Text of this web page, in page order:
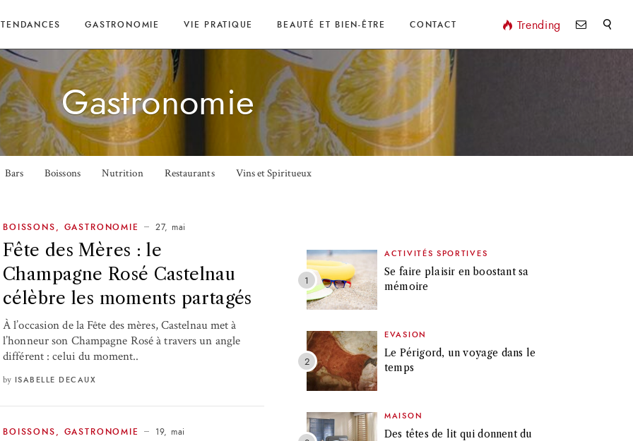
TENDANCES GASTRONOMIE VIE PRATIQUE BEAUTÉ ET BIEN-ÊTRE CONTACT Trending
Gastronomie
Bars Boissons Nutrition Restaurants Vins et Spiritueux
BOISSONS GASTRONOMIE 27, mai
Fête des Mères : le
Champagne Rosé Castelnau
célèbre les moments partagés
À l’occasion de la Fête des mères, Castelnau met à
l’honneur son Champagne Rosé à travers un angle
différent : celui du moment..
by ISABELLE DECAUX
BOISSONS GASTRONOMIE 19, mai
ACTIVITÉS SPORTIVES
Se faire plaisir en boostant sa
mémoire
EVASION
Le Périgord, un voyage dans le
temps
MAISON
Des têtes de lit qui donnent du